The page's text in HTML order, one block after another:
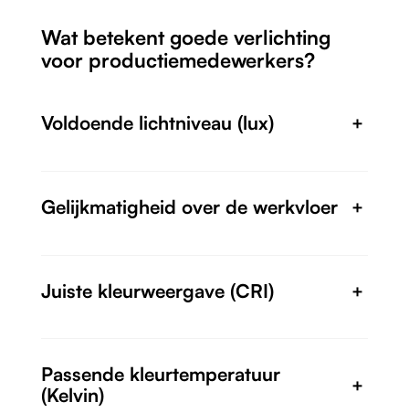
Wat betekent goede verlichting
voor productiemedewerkers?
Voldoende lichtniveau (lux) +
Gelijkmatigheid over de werkvloer +
Juiste kleurweergave (CRI) +
Passende kleurtemperatuur
(Kelvin)
+